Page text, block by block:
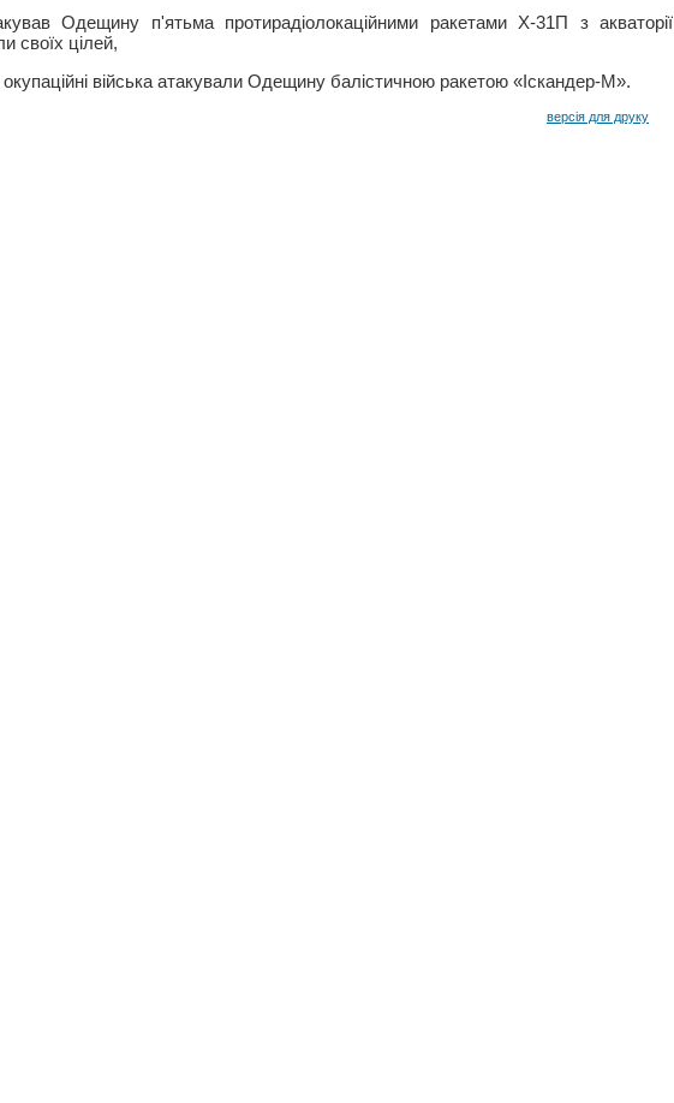
Одещину п'ятьма протирадіолокаційними ракетами Х-31П з акваторії
своїх цілей,
окупаційні війська атакували Одещину балістичною ракетою «Іскандер-М».
версія для друку